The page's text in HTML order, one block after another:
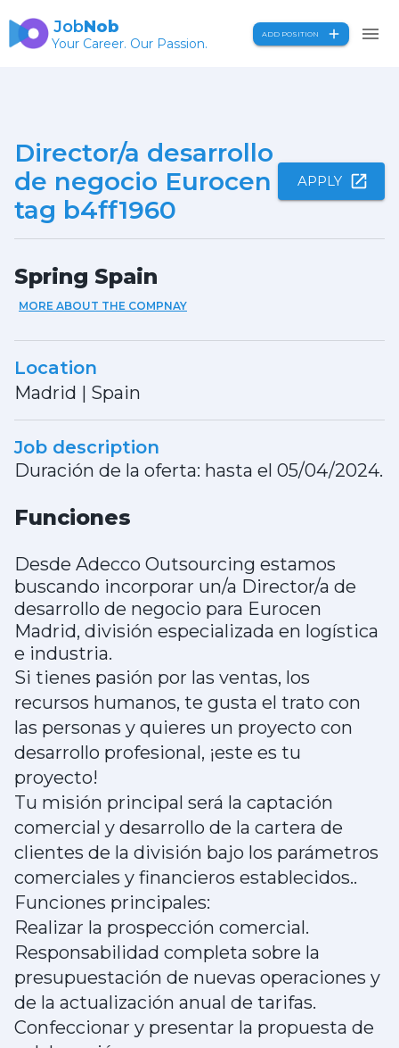
JobNob
Your Career. Our Passion.
ADD POSITION
Director/a desarrollo
de negocio Eurocen
tag b4ff1960
APPLY
Spring Spain
MORE ABOUT THE COMPNAY
Location
Madrid | Spain
Job description
Duración de la oferta: hasta el 05/04/2024.
Funciones
Desde Adecco Outsourcing estamos
buscando incorporar un/a Director/a de
desarrollo de negocio para Eurocen
Madrid, división especializada en logística
e industria.
Si tienes pasión por las ventas, los
recursos humanos, te gusta el trato con
las personas y quieres un proyecto con
desarrollo profesional, ¡este es tu
proyecto!
Tu misión principal será la captación
comercial y desarrollo de la cartera de
clientes de la división bajo los parámetros
comerciales y financieros establecidos..
Funciones principales:
Realizar la prospección comercial.
Responsabilidad completa sobre la
presupuestación de nuevas operaciones y
de la actualización anual de tarifas.
Confeccionar y presentar la propuesta de